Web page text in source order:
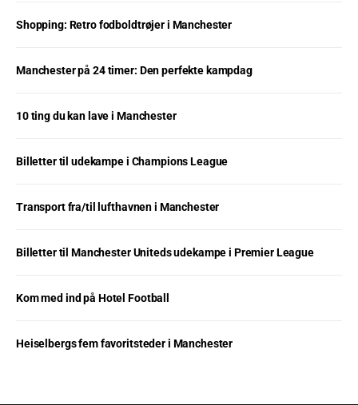
Shopping: Retro fodboldtrøjer i Manchester
Manchester på 24 timer: Den perfekte kampdag
10 ting du kan lave i Manchester
Billetter til udekampe i Champions League
Transport fra/til lufthavnen i Manchester
Billetter til Manchester Uniteds udekampe i Premier League
Kom med ind på Hotel Football
Heiselbergs fem favoritsteder i Manchester